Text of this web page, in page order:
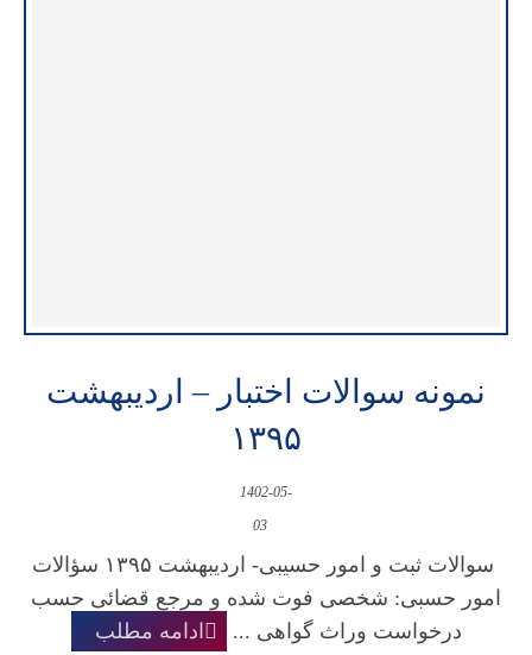
نمونه سوالات اختبار – اردیبهشت
۱۳۹۵
1402-05-
03
سوالات ثبت و امور حسیبی- اردیبهشت ۱۳۹۵ سؤالات
امور حسبی: شخصی فوت شده و مرجع قضائی حسب
درخواست وراث گواهی ...
ادامه مطلب